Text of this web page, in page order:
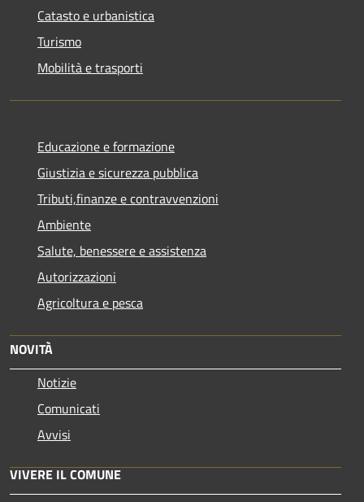
Catasto e urbanistica
Turismo
Mobilità e trasporti
Educazione e formazione
Giustizia e sicurezza pubblica
Tributi,finanze e contravvenzioni
Ambiente
Salute, benessere e assistenza
Autorizzazioni
Agricoltura e pesca
NOVITÀ
Notizie
Comunicati
Avvisi
VIVERE IL COMUNE